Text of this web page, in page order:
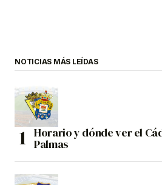
NOTICIAS MÁS LEÍDAS
Horario y dónde ver el
Palmas